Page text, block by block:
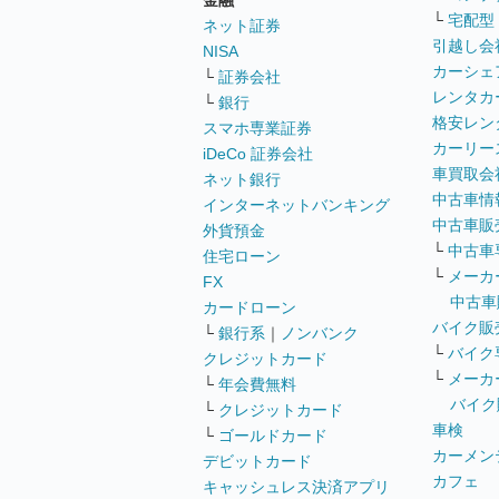
ネット証券
NISA
└ 証券会社
└ 銀行
スマホ専業証券
iDeCo 証券会社
ネット銀行
インターネットバンキング
外貨預金
住宅ローン
FX
カードローン
└ 銀行系 ｜
ノンバンク
クレジットカード
└ 年会費無料
└ クレジットカード
└ ゴールドカード
デビットカード
キャッシュレス決済アプリ
└ 宅配型
引越し会
カーシ
レンタカ
格安レン
カーリー
車買取会
中古車情
中古車販
└ 中古車
└ メー
中古車
バイク販
└ バイク
└ メー
バイク
車検
カーメ
カフェ